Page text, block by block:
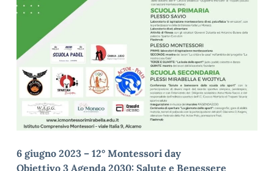
6 giugno 2023 – 12° Montessori day
Obiettivo 3 Agenda 2030: Salute e Benessere